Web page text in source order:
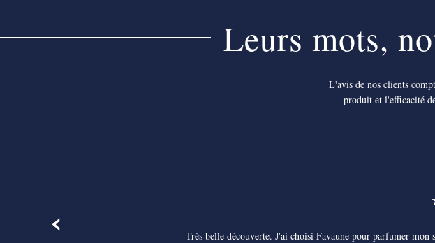
Leurs mots,
L'avis de nos clients
produit et l'efficacité
‹
Très belle découverte. J'ai choisi Favaune pour parfumer